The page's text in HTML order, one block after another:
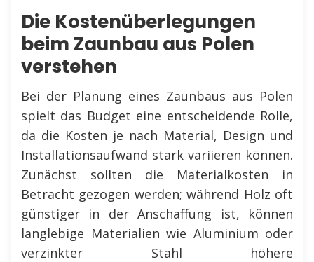
Die Kostenüberlegungen
beim Zaunbau aus Polen
verstehen
Bei der Planung eines Zaunbaus aus Polen
spielt das Budget eine entscheidende Rolle,
da die Kosten je nach Material, Design und
Installationsaufwand stark variieren können.
Zunächst sollten die Materialkosten in
Betracht gezogen werden; während Holz oft
günstiger in der Anschaffung ist, können
langlebige Materialien wie Aluminium oder
verzinkter Stahl höhere